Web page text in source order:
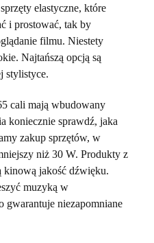
elastyczne, które
i prostować, tak by
filmu. Niestety
Najtańszą opcją są
stylistyce.
cali mają wbudowany
koniecznie sprawdź, jaka
zakup sprzętów, w
niż 30 W. Produkty z
kinową jakość dźwięku.
muzyką w
gwarantuje niezapomniane